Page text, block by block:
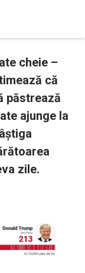
cheie –
că
păstrează
ajunge la
zile.